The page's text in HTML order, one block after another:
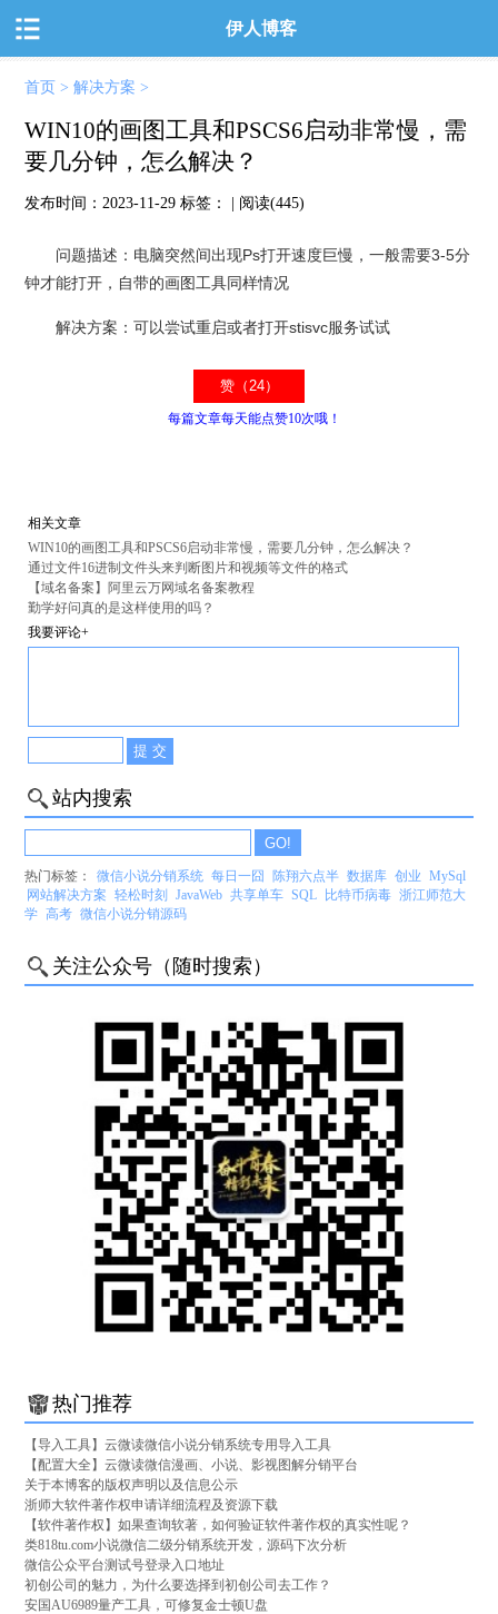
伊人博客
首页 >解决方案 >
WIN10的画图工具和PSCS6启动非常慢，需
要几分钟，怎么解决？
发布时间：2023-11-29 标签： | 阅读(445)
问题描述：电脑突然间出现Ps打开速度巨慢，一般需要3-5分
钟才能打开，自带的画图工具同样情况
解决方案：可以尝试重启或者打开stisvc服务试试
每篇文章每天能点赞10次哦！
相关文章
WIN10的画图工具和PSCS6启动非常慢，需要几分钟，怎么解决？
通过文件16进制文件头来判断图片和视频等文件的格式
【域名备案】阿里云万网域名备案教程
勤学好问真的是这样使用的吗？
我要评论+
站内搜索
热门标签： 微信小说分销系统 每日一囧 陈翔六点半 数据库 创业
MySql
网站解决方案
轻松时刻 JavaWeb 共享单车 SQL 比特币病毒 浙江师范大
学 高考 微信小说分销源码
关注公众号（随时搜索）
热门推荐
【导入工具】云微读微信小说分销系统专用导入工具
【配置大全】云微读微信漫画、小说、影视图解分销平台
关于本博客的版权声明以及信息公示
浙师大软件著作权申请详细流程及资源下载
【软件著作权】如果查询软著，如何验证软件著作权的真实性呢？
类818tu.com小说微信二级分销系统开发，源码下次分析
微信公众平台测试号登录入口地址
初创公司的魅力，为什么要选择到初创公司去工作？
安国AU6989量产工具，可修复金士顿U盘